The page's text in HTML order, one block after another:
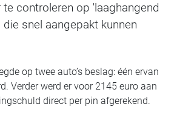
controleren op 'laaghangend
snel aangepakt kunnen
op twee auto’s beslag: één ervan
Verder werd er voor 2145 euro aan
direct per pin afgerekend.